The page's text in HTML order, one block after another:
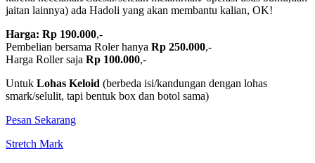
jaitan lainnya) ada Hadoli yang akan membantu kalian, OK!
Harga: Rp 190.000,-
Pembelian bersama Roler hanya Rp 250.000,-
Harga Roller saja Rp 100.000,-
Untuk Lohas Keloid (berbeda isi/kandungan dengan lohas
smark/selulit, tapi bentuk box dan botol sama)
Pesan Sekarang
Stretch Mark